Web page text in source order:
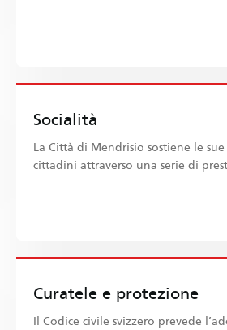
Socialità
La Città di Mendrisio sostiene le
cittadini attraverso una serie di
Curatele e protezione
Il Codice civile svizzero prevede